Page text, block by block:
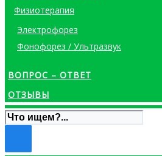
Физиотерапия
Электрофорез
Фонофорез / Ультразвук
ВОПРОС – ОТВЕТ
ОТЗЫВЫ